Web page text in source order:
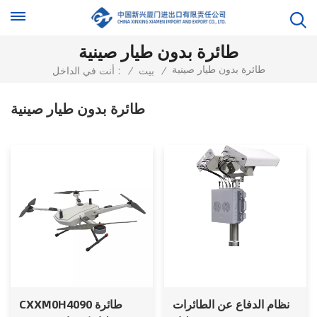
طائرة بدون طيار صينية
أنت في الداخل : / بيت / طائرة بدون طيار صينية
طائرة بدون طيار صينية
CXXM0H4090 طائرة
نظام الدفاع عن الطائرات